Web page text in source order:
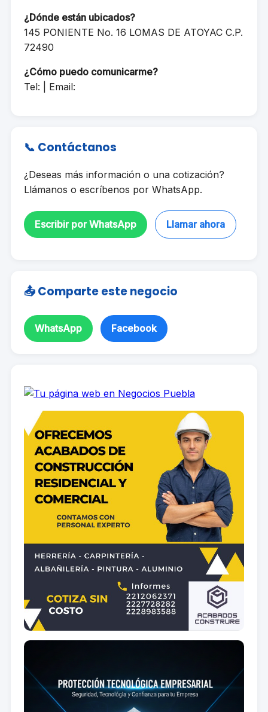
¿Dónde están ubicados?
145 PONIENTE No. 16 LOMAS DE ATOYAC C.P.
72490
¿Cómo puedo comunicarme?
Tel: | Email:
📞 Contáctanos
¿Deseas más información o una cotización?
Llámanos o escríbenos por WhatsApp.
Escribir por WhatsApp Llamar ahora
📤 Comparte este negocio
WhatsApp Facebook